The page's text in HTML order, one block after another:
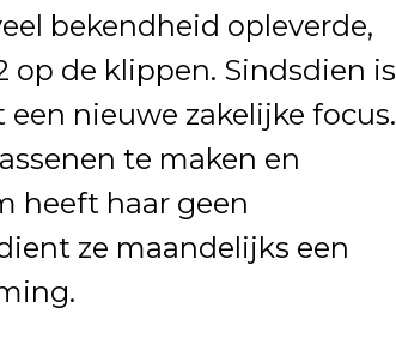
bekendheid opleverde,
op de klippen. Sindsdien is
nieuwe zakelijke focus.
te maken en
heeft haar geen
ze maandelijks een